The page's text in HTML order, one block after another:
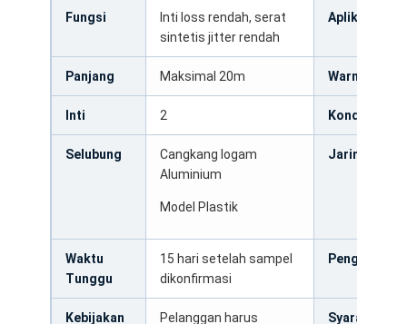
Fungsi
Inti loss rendah, serat
sintetis jitter rendah
Aplikasi
Panjang Maksimal 20m Warna
Inti 2 Konduktor
Selubung
Cangkang logam
Aluminium
Model Plastik
Jaring
Waktu
Tunggu
15 hari setelah sampel
dikonfirmasi
Pengiriman
Kebijakan Pelanggan harus Syarat